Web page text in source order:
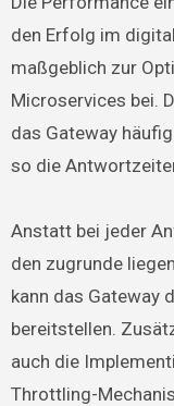
den Erfolg im
maßgeblich zur
Microservices bei.
das Gateway
so die
Anstatt bei jeder
den zugrunde
kann das Gateway
bereitstellen.
auch die
Throttling-